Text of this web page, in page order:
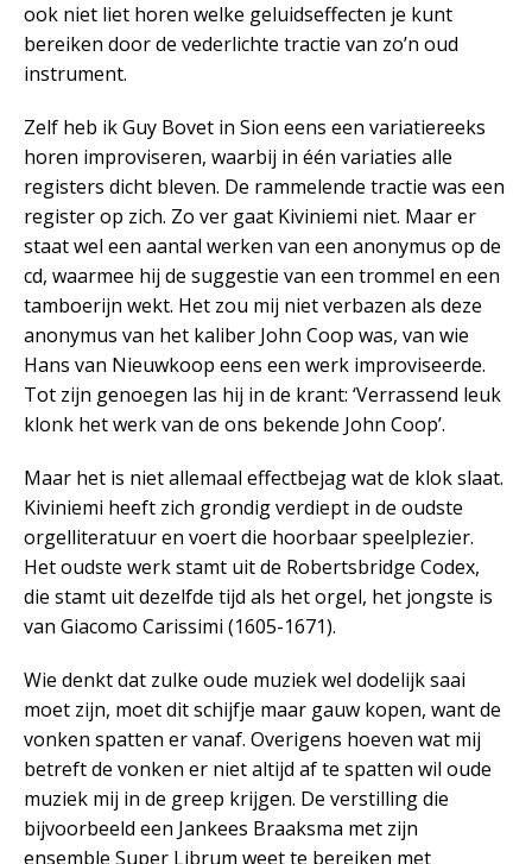
ook niet liet horen welke geluidseffecten je kunt
bereiken door de vederlichte tractie van zo’n oud
instrument.
Zelf heb ik Guy Bovet in Sion eens een variatiereeks
horen improviseren, waarbij in één variaties alle
registers dicht bleven. De rammelende tractie was een
register op zich. Zo ver gaat Kiviniemi niet. Maar er
staat wel een aantal werken van een anonymus op de
cd, waarmee hij de suggestie van een trommel en een
tamboerijn wekt. Het zou mij niet verbazen als deze
anonymus van het kaliber John Coop was, van wie
Hans van Nieuwkoop eens een werk improviseerde.
Tot zijn genoegen las hij in de krant: ‘Verrassend leuk
klonk het werk van de ons bekende John Coop’.
Maar het is niet allemaal effectbejag wat de klok slaat.
Kiviniemi heeft zich grondig verdiept in de oudste
orgelliteratuur en voert die hoorbaar speelplezier.
Het oudste werk stamt uit de Robertsbridge Codex,
die stamt uit dezelfde tijd als het orgel, het jongste is
van Giacomo Carissimi (1605-1671).
Wie denkt dat zulke oude muziek wel dodelijk saai
moet zijn, moet dit schijfje maar gauw kopen, want de
vonken spatten er vanaf. Overigens hoeven wat mij
betreft de vonken er niet altijd af te spatten wil oude
muziek mij in de greep krijgen. De verstilling die
bijvoorbeeld een Jankees Braaksma met zijn
ensemble Super Librum weet te bereiken met